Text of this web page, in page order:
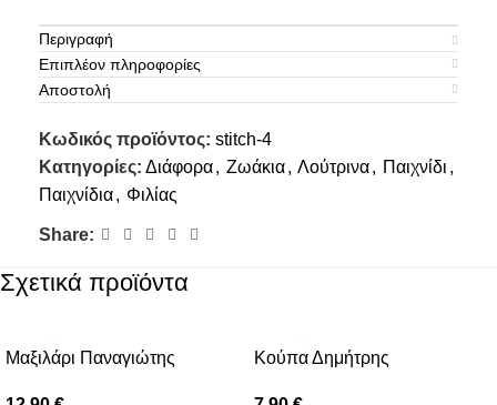
Περιγραφή
Επιπλέον πληροφορίες
Αποστολή
Κωδικός προϊόντος: stitch-4
Κατηγορίες: Διάφορα, Ζωάκια, Λούτρινα, Παιχνίδι ,
Παιχνίδια, Φιλίας
Share:
Σχετικά προϊόντα
Μαξιλάρι Παναγιώτης Κούπα Δημήτρης